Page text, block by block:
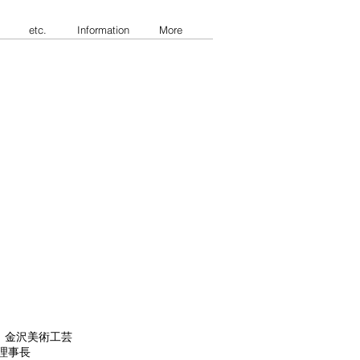
etc. Information More
沢美術工芸
事長